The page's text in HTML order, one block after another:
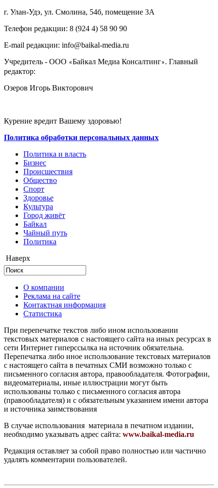
г. Улан-Удэ, ул. Смолина, 54б, помещение 3А
Телефон редакции: ‎‎8 (924 4) 58 90 90
E-mail редакции: info@baikal-media.ru
Учредитель - ООО «Байкал Медиа Консалтинг». Главный
редактор:
Озеров Игорь Викторович
Курение вредит Вашему здоровью!
Политика обработки персональных данных
Политика и власть
Бизнес
Происшествия
Общество
Cпорт
Здоровье
Культура
Город живёт
Байкал
Чайный путь
Политика
Наверх
О компании
Реклама на сайте
Контактная информация
Статистика
При перепечатке текстов либо ином использовании
текстовых материалов с настоящего сайта на иных ресурсах в
сети Интернет гиперссылка на источник обязательна.
Перепечатка либо иное использование текстовых материалов
с настоящего сайта в печатных СМИ возможно только с
письменного согласия автора, правообладателя. Фотографии,
видеоматериалы, иные иллюстрации могут быть
использованы только с письменного согласия автора
(правообладателя) и с обязательным указанием имени автора
и источника заимствования
В случае использования материала в печатном издании,
необходимо указывать адрес сайта: www.baikal-media.ru
Редакция оставляет за собой право полностью или частично
удалять комментарии пользователей.